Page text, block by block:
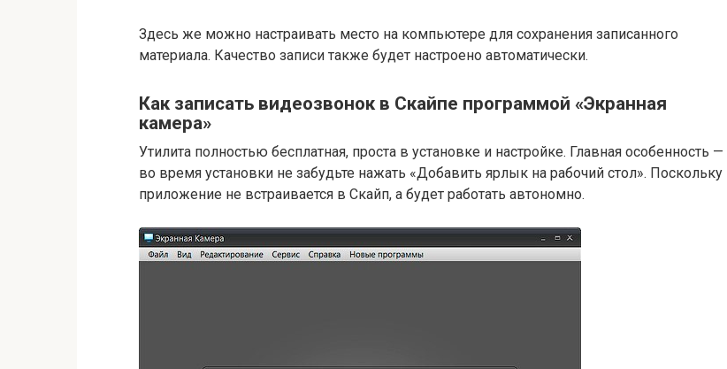
Здесь же можно настраивать место на компьютере для сохранения записанного
материала. Качество записи также будет настроено автоматически.
Как записать видеозвонок в Скайпе программой «Экранная
камера»
Утилита полностью бесплатная, проста в установке и настройке. Главная особенность —
во время установки не забудьте нажать «Добавить ярлык на рабочий стол». Поскольку
приложение не встраивается в Скайп, а будет работать автономно.